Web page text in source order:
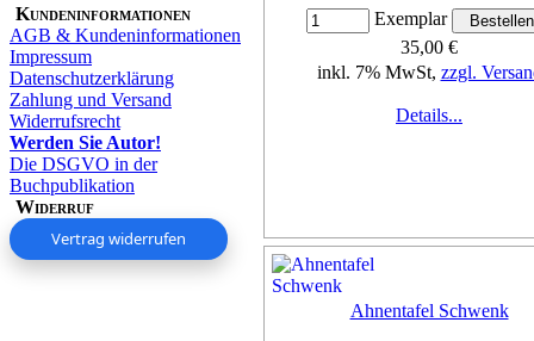
Kundeninformationen
AGB & Kundeninformationen
Impressum
Datenschutzerklärung
Zahlung und Versand
Widerrufsrecht
Werden Sie Autor!
Die DSGVO in der
Buchpublikation
Widerruf
Vertrag widerrufen
Exemplar
35,00 €
inkl. 7% MwSt, zzgl.
Details...
Ahnentafel Schwenk